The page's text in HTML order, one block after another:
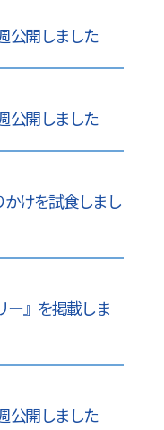
公開しました
公開しました
けを試食しまし
ー』を掲載しま
公開しました